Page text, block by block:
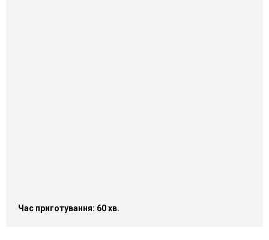
Час приготування: 60 хв.